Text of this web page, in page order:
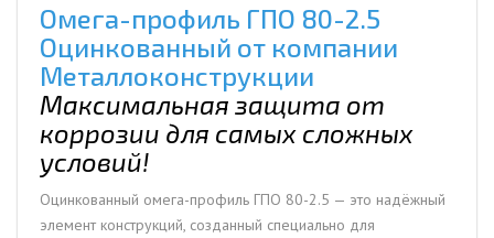
Омега-профиль ГПО 80-2.5
Оцинкованный от компании
Металлоконструкции
Максимальная защита от
коррозии для самых сложных
условий!
Оцинкованный омега-профиль ГПО 80-2.5 — это надёжный
элемент конструкций, созданный специально для